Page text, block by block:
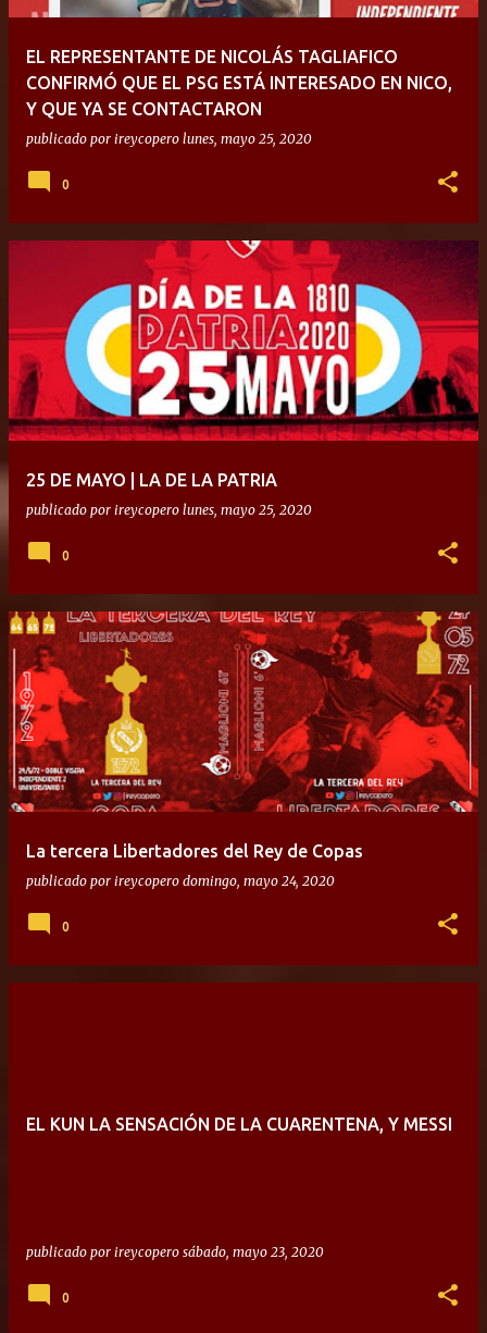
EL REPRESENTANTE DE NICOLÁS TAGLIAFICO
CONFIRMÓ QUE EL PSG ESTÁ INTERESADO EN NICO,
Y QUE YA SE CONTACTARON
publicado por ireycopero lunes, mayo 25, 2020
0
25 DE MAYO | LA DE LA PATRIA
publicado por ireycopero lunes, mayo 25, 2020
0
La tercera Libertadores del Rey de Copas
publicado por ireycopero domingo, mayo 24, 2020
0
EL KUN LA SENSACIÓN DE LA CUARENTENA, Y MESSI
publicado por ireycopero sábado, mayo 23, 2020
0